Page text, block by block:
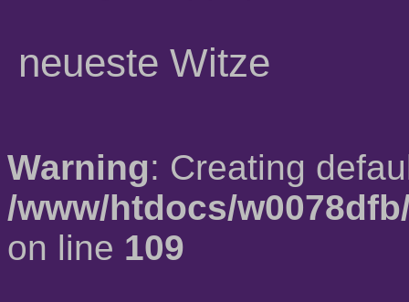
neueste Witze
Warning: Creating
/www/htdocs/
on line 109